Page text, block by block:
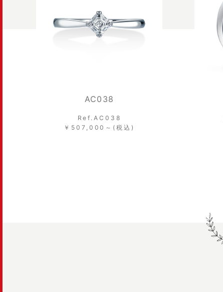
AC038
Ref.AC038
￥507,000～(税込)